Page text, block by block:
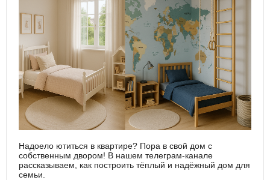
Надоело ютиться в квартире? Пора в свой дом с
собственным двором! В нашем телеграм-канале
рассказываем, как построить тёплый и надёжный дом для
семьи.